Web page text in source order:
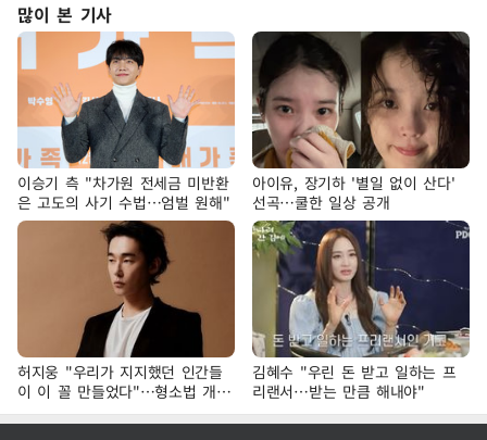
많이 본 기사
이승기 측 "차가원 전세금 미반환
은 고도의 사기 수법…엄벌 원해"
아이유, 장기하 '별일 없이 산다'
선곡…쿨한 일상 공개
허지웅 "우리가 지지했던 인간들
이 이 꼴 만들었다"…형소법 개정
에 격한 반응
김혜수 "우린 돈 받고 일하는 프
리랜서…받는 만큼 해내야"